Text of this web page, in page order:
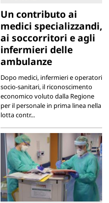
Un contributo ai
medici specializzandi,
ai soccorritori e agli
infermieri delle
ambulanze
Dopo medici, infermieri e operatori
socio-sanitari, il riconoscimento
economico voluto dalla Regione
per il personale in prima linea nella
lotta contr...